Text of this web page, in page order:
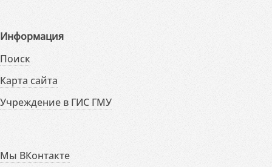
Информация
Поиск
Карта сайта
Учреждение в ГИС ГМУ
Мы ВКонтакте